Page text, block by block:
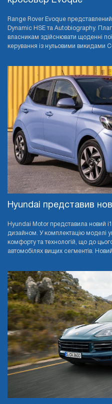
Range Rover Evoque
Dynamic HSE та Autobiography.
власникам здійснювати щоденні
керування із нульовими викидами
Hyundai представив
Hyundai Motor представила новий
дизайном. У комплектацію моделі
комфорту та технологій, що до
автомобілях вищих сегментів.